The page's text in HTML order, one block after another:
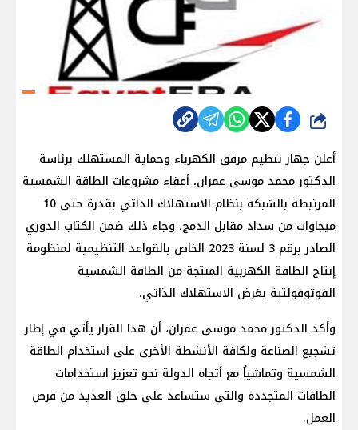
شارك
أعلن جهاز تنظيم مرفق الكهرباء وحماية المستهلك برئاسة
الدكتور محمد موسى عمران، أعفاء مشروعات الطاقة الشمسية
المرتبطة بالشبكة بنظام الاستهلاك الذاتي بقدرة حتى 10
ميجاوات من سداد مقابل الدمج، وجاء ذلك ضمن الكتاب الدوري
الصادر برقم 3 لسنة 2023 الخاص بالقواعد التنظيمية لمنظومة
إنتاج الطاقة الكهربية المنتجة من الطاقة الشمسية
الفوتوفولتية بغرض الاستهلاك الذاتي.
وأكد الدكتور محمد موسى عمران، أن هذا القرار يأتي في إطار
تشجيع الصناعة ولكافة الأنشطة الأخرى على استخدام الطاقة
الشمسية وتماشياُ مع أتجاه الدولة نحو تعزيز استخدامات
الطاقات المتجددة والتي ستساعد على خلق العديد من فرص
العمل.